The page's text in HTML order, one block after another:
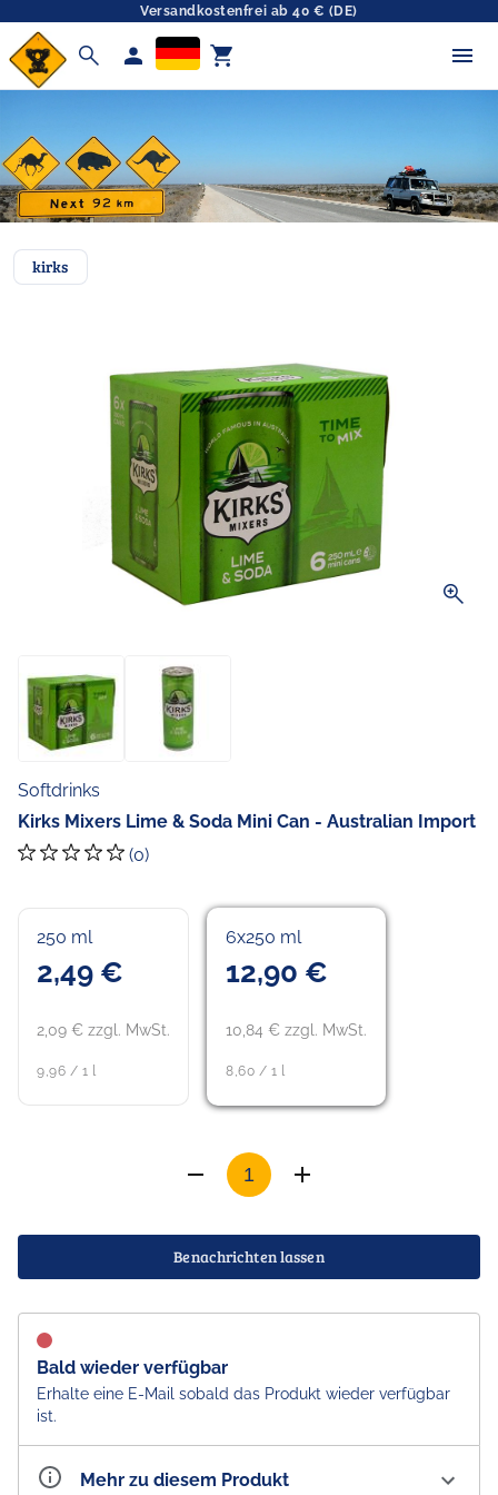
Versandkostenfrei ab 40 € (DE)
search person shopping_cart
kirks
zoom_in
Softdrinks
Kirks Mixers Lime & Soda Mini Can - Australian Import
(0)
250 ml
2,49 €
2,09 € zzgl. MwSt.
9,96 / 1 l
6x250 ml
12,90 €
10,84 € zzgl. MwSt.
8,60 / 1 l
Benachrichten lassen
Bald wieder verfügbar
Erhalte eine E-Mail sobald das Produkt wieder verfügbar
ist.
Mehr zu diesem Produkt